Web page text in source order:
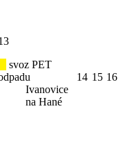
svoz PET
Ivanovice
na Hané
14 15 16